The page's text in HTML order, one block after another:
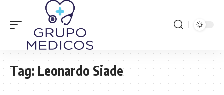
Tag: Leonardo Siade